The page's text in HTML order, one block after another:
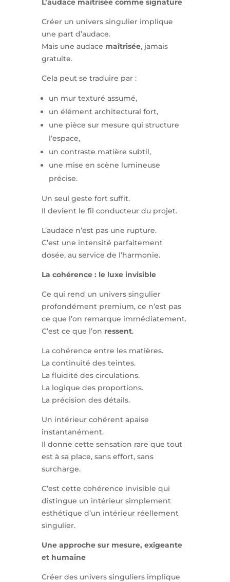
Créer un univers singulier implique
une part d’audace.
Mais une audace maîtrisée, jamais
gratuite.
Cela peut se traduire par :
un mur texturé assumé,
un élément architectural fort,
une pièce sur mesure qui structure
l’espace,
un contraste matière subtil,
une mise en scène lumineuse
précise.
Un seul geste fort suffit.
Il devient le fil conducteur du projet.
L’audace n’est pas une rupture.
C’est une intensité parfaitement
dosée, au service de l’harmonie.
La cohérence : le luxe invisible
Ce qui rend un univers singulier
profondément premium, ce n’est pas
ce que l’on remarque immédiatement.
C’est ce que l’on ressent.
La cohérence entre les matières.
La continuité des teintes.
La fluidité des circulations.
La logique des proportions.
La précision des détails.
Un intérieur cohérent apaise
instantanément.
Il donne cette sensation rare que tout
est à sa place, sans effort, sans
surcharge.
C’est cette cohérence invisible qui
distingue un intérieur simplement
esthétique d’un intérieur réellement
singulier.
Une approche sur mesure, exigeante
et humaine
Créer des univers singuliers implique